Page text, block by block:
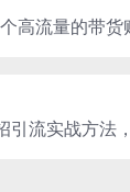
高流量的带货
引流实战方法